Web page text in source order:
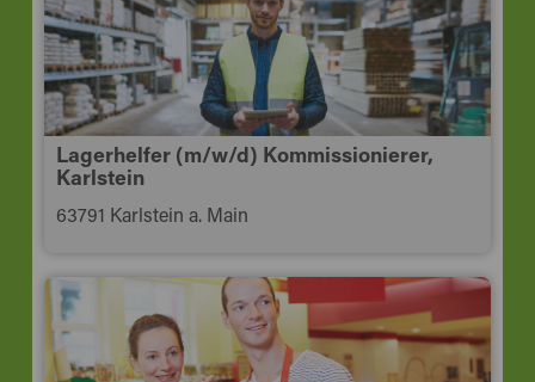
Lagerhelfer (m/w/d) Kommissionierer,
Karlstein
63791 Karlstein a. Main